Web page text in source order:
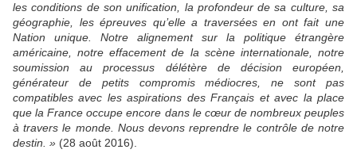
les conditions de son unification, la profondeur de sa culture, sa
géographie, les épreuves qu’elle a traversées en ont fait une
Nation unique. Notre alignement sur la politique étrangère
américaine, notre effacement de la scène internationale, notre
soumission au processus délétère de décision européen,
générateur de petits compromis médiocres, ne sont pas
compatibles avec les aspirations des Français et avec la place
que la France occupe encore dans le cœur de nombreux peuples
à travers le monde. Nous devons reprendre le contrôle de notre
destin. » (28 août 2016).